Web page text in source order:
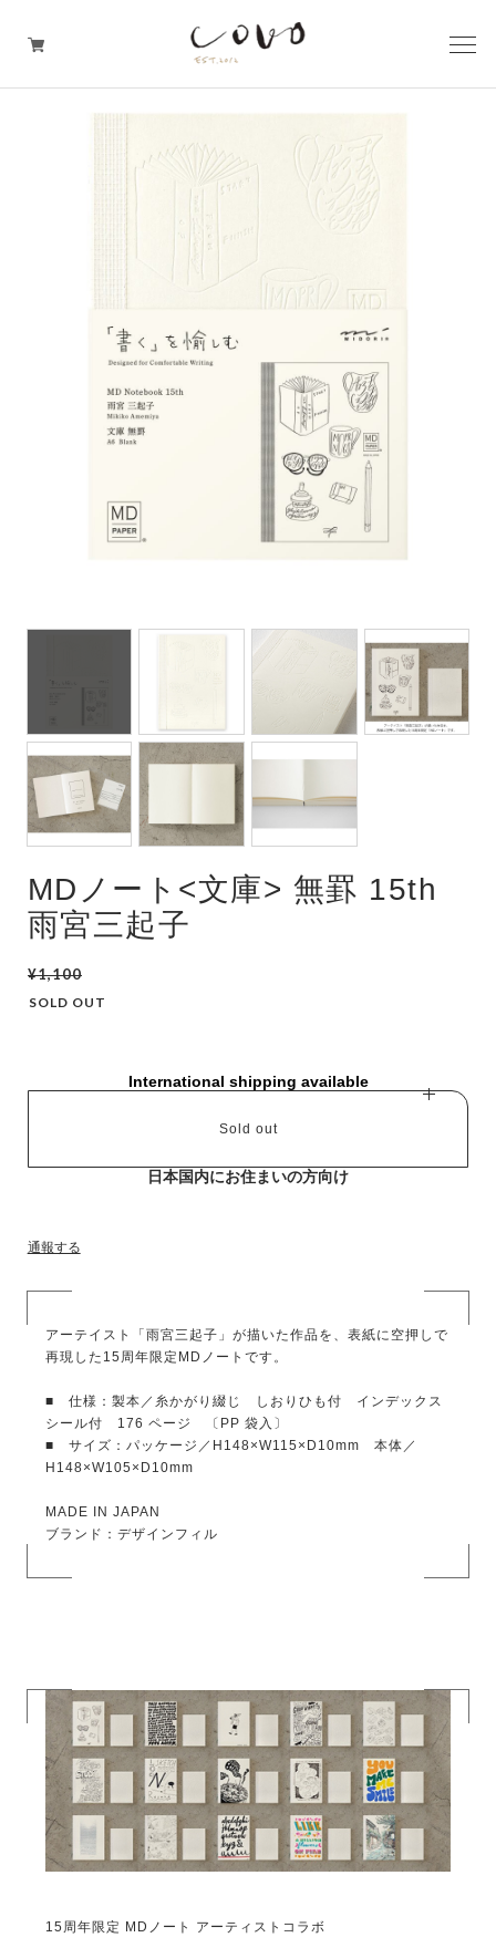
台所の道具
TRAVELER'S notebook
covo design
その他の暮らしの道具
ガレージセール
MDノート<文庫> 無罫 15th
雨宮三起子
¥1,100
SOLD OUT
International shipping available
Sold out
日本国内にお住まいの方向け
通報する
アーテイスト「雨宮三起子」が描いた作品を、表紙に空押しで
再現した15周年限定MDノートです。
■ 仕様：製本／糸かがり綴じ しおりひも付 インデックス
シール付 176 ページ 〔PP 袋入〕
■ サイズ：パッケージ／H148×W115×D10mm 本体／
H148×W105×D10mm
MADE IN JAPAN
ブランド：デザインフィル
15周年限定 MDノート アーティストコラボ